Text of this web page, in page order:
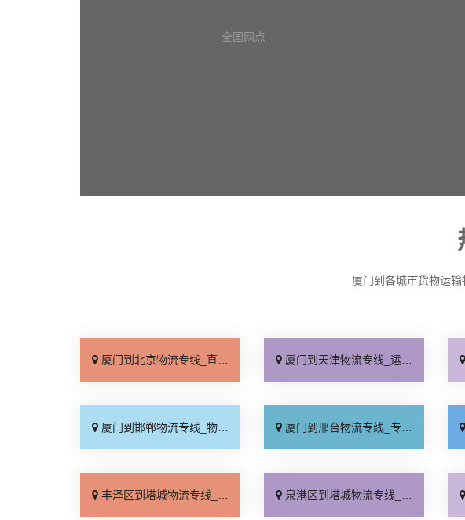
全国网点
厦门到各城市货物运输
厦门到北京物流专线_直达不中转「送货到门」 厦门到天津物流专线_运保时效「高效快运」
厦门到邯郸物流专线_物流拼车「全境配送」 厦门到邢台物流专线_专业靠谱「上门提货」
丰泽区到塔城物流专线_要多少钱「诚信为先」 泉港区到塔城物流专线_物流拼车「专线快运」